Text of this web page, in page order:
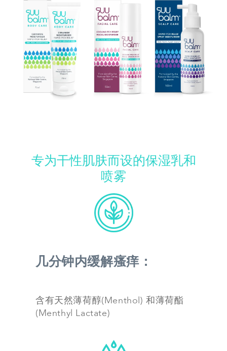
专为干性肌肤而设的保湿乳和
喷雾
几分钟内缓解瘙痒：
含有天然薄荷醇(Menthol) 和薄荷酯
(Menthyl Lactate)